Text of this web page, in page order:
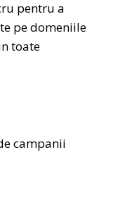
pentru a
pe domeniile
toate
campanii